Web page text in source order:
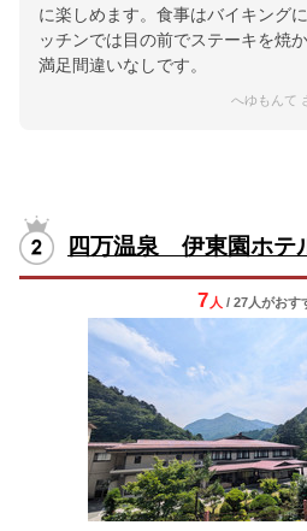
に楽しめます。食事はバイキング
ッチンでは目の前でステーキを焼
満足間違いなしです。
へゆもんて
四万温泉 伊東園ホテ
7 人 / 27人がおす